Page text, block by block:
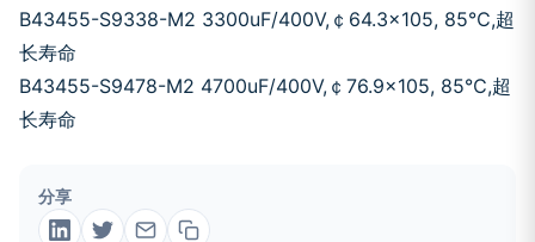
B43455-S9338-M2 3300uF/400V,￠64.3×105, 85℃,超
长寿命
B43455-S9478-M2 4700uF/400V,￠76.9×105, 85℃,超
长寿命
分享